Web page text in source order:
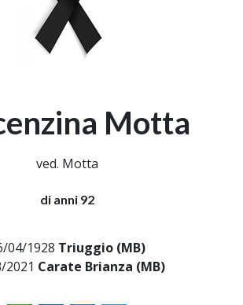
Motta
ved. Motta
di anni 92
04/1928 Triuggio (MB)
2021 Carate Brianza (MB)